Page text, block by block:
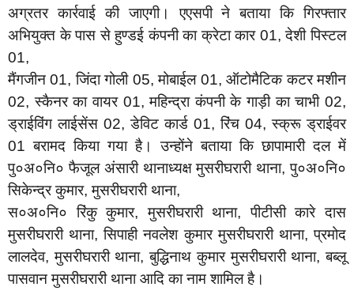
अग्रतर कार्रवाई की जाएगी। एएसपी ने बताया कि गिरफ्तार
अभियुक्त के पास से हुण्डई कंपनी का क्रेटा कार 01, देशी पिस्टल
01,
मैंगजीन 01, जिंदा गोली 05, मोबाईल 01, ऑटोमैटिक कटर मशीन
02, स्कैनर का वायर 01, महिन्द्रा कंपनी के गाड़ी का चाभी 02,
ड्राईविंग लाईसेंस 02, डेविट कार्ड 01, रिंच 04, स्क्रू ड्राईवर
01 बरामद किया गया है। उन्होंने बताया कि छापामारी दल में
पु०अ०नि० फैजूल अंसारी थानाध्यक्ष मुसरीघरारी थाना, पु०अ०नि०
सिकेन्द्र कुमार, मुसरीघरारी थाना,
स०अ०नि० रिंकु कुमार, मुसरीघरारी थाना, पीटीसी कारे दास
मुसरीघरारी थाना, सिपाही नवलेश कुमार मुसरीघरारी थाना, प्रमोद
लालदेव, मुसरीघरारी थाना, बुद्धिनाथ कुमार मुसरीघरारी थाना, बब्लू
पासवान मुसरीघरारी थाना आदि का नाम शामिल है।